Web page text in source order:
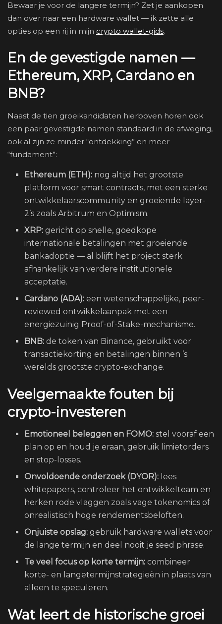
Bewaar je voor de langere termijn? Zet je aankopen
dan over naar een hardware wallet — ik zette alle
opties op een rij in mijn crypto wallet-gids.
En de gevestigde namen —
Ethereum, XRP, Cardano en
BNB?
Naast de tien groeikandidaten hierboven horen ook
een paar gevestigde namen standaard in de afweging,
ook al zijn ze minder “ontdekking” en meer
“fundament”:
Ethereum (ETH): nog altijd het grootste
platform voor smart contracts, met een sterke
ontwikkelaarscommunity en groeiende layer-
2’s zoals Arbitrum en Optimism.
XRP: gericht op snelle, goedkope
internationale betalingen met groeiende
bankadoptie — al blijft het project sterk
afhankelijk van verdere institutionele
acceptatie.
Cardano (ADA): een wetenschappelijke, peer-
reviewed ontwikkelaanpak met een
energiezuinig Proof-of-Stake-mechanisme.
BNB: de token van Binance, gebruikt voor
transactiekorting en betalingen binnen ’s
werelds grootste crypto-exchange.
Veelgemaakte fouten bij
crypto-investeren
Emotioneel beleggen en FOMO: stel vooraf een
plan op en houd je eraan, gebruik limietorders
en stop-losses.
Onvoldoende onderzoek (DYOR): lees
whitepapers, controleer het ontwikkelteam en
herken rode vlaggen zoals vage tokenomics of
onrealistisch hoge rendementsbeloften.
Onjuiste opslag: gebruik hardware wallets voor
de lange termijn en deel nooit je seed phrase.
Te veel focus op korte termijn: combineer
korte- en langetermijnstrategieën in plaats van
alleen te speculeren.
Wat leert de historische groei